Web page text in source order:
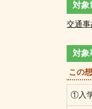
対象
交通
対象
この
①入